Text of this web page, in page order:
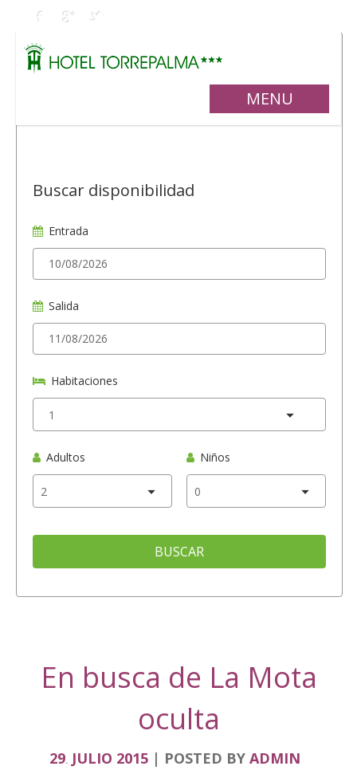
MENU
Buscar disponibilidad
Entrada
Salida
Habitaciones
Adultos Niños
BUSCAR
En busca de La Mota
oculta
29. JULIO 2015 POSTED BY ADMIN